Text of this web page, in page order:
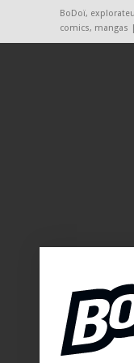
BoDoï,
comics, mangas